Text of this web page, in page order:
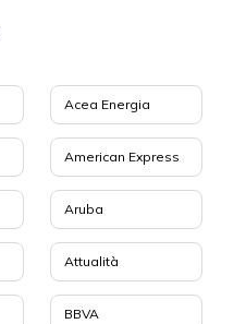
Acea Energia
American Express
Aruba
Attualità
BBVA